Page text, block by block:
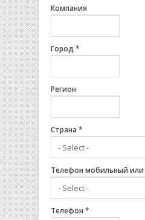
Компания
Город *
Регион
Страна *
Телефон мобильный
Телефон *